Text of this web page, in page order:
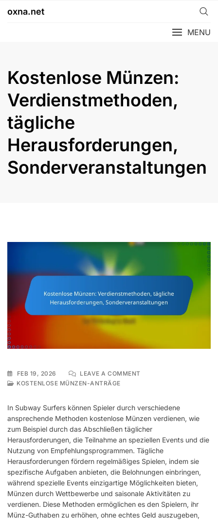
oxna.net
MENU
Kostenlose Münzen:
Verdienstmethoden,
tägliche
Herausforderungen,
Sonderveranstaltungen
FEB 19, 2026 LEAVE A COMMENTON
TÄGLICHE
HERAUSFORDERUNGEN,
KOSTENLOSE MÜNZEN-ANTRÄGE
In Subway Surfers können Spieler durch verschiedene
ansprechende Methoden kostenlose Münzen verdienen, wie
zum Beispiel durch das Abschließen täglicher
Herausforderungen, die Teilnahme an speziellen Events und die
Nutzung von Empfehlungsprogrammen. Tägliche
Herausforderungen fördern regelmäßiges Spielen, indem sie
spezifische Aufgaben anbieten, die Belohnungen einbringen,
während spezielle Events einzigartige Möglichkeiten bieten,
Münzen durch Wettbewerbe und saisonale Aktivitäten zu
verdienen. Diese Methoden ermöglichen es den Spielern, ihr
Münz-Guthaben zu erhöhen, ohne echtes Geld auszugeben,